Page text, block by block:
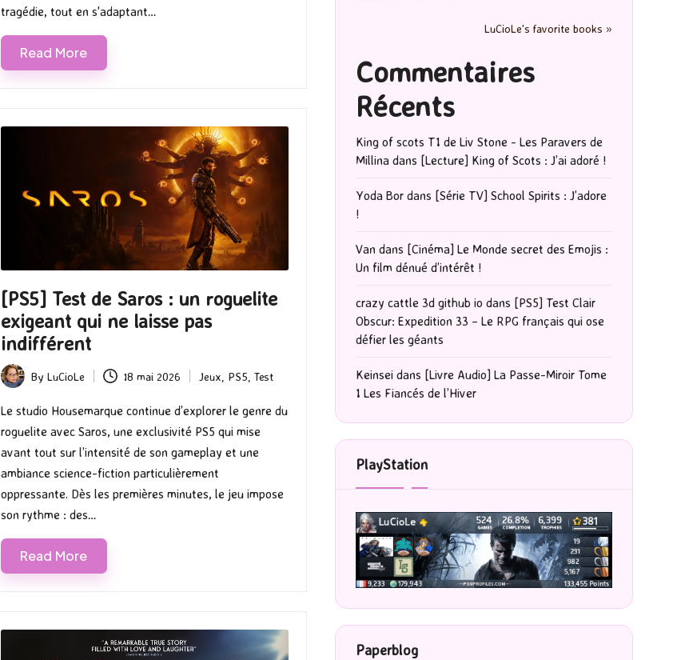
tragédie, tout en s'adaptant…
Read More
[PS5] Test de Saros : un roguelite
exigeant qui ne laisse pas
indifférent
Posted
by
By LuCioLe 18 mai 2026
Posted
in
Jeux PS5 ,Test
Le studio Housemarque continue d’explorer le genre du
roguelite avec Saros, une exclusivité PS5 qui mise
avant tout sur l’intensité de son gameplay et une
ambiance science-fiction particulièrement
oppressante. Dès les premières minutes, le jeu impose
son rythme : des…
Read More
LuCioLe's favorite books »
Commentaires
Récents
King of scots T1 de Liv Stone - Les Paravers de
Millinadans [Lecture] King of Scots : J’ai adoré !
Yoda Bordans [Série TV] School Spirits : J’adore
!
Van dans [Cinéma] Le Monde secret des Emojis :
Un film dénué d’intérêt !
crazy cattle 3d github io dans [PS5] Test Clair
Obscur: Expedition 33 – Le RPG français qui ose
défier les géants
Keinseidans [Livre Audio] La Passe-Miroir Tome
1 Les Fiancés de l’Hiver
PlayStation
Paperblog